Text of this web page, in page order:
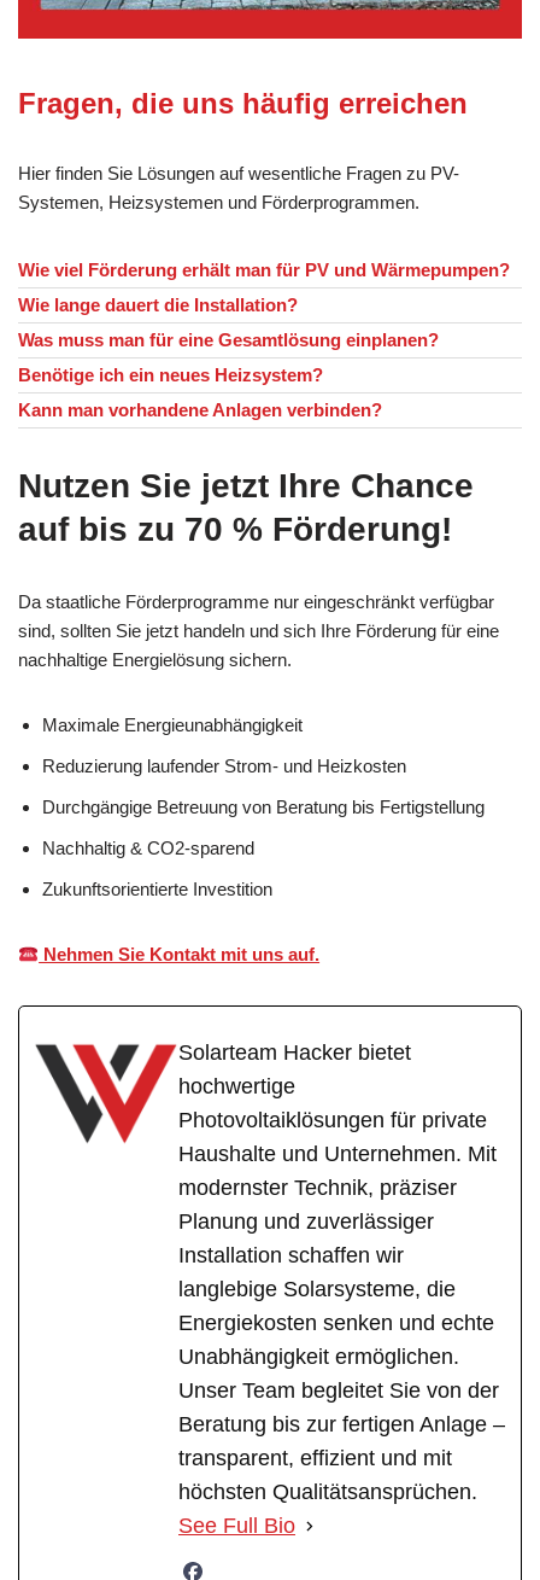
Fragen, die uns häufig erreichen
Hier finden Sie Lösungen auf wesentliche Fragen zu PV-
Systemen, Heizsystemen und Förderprogrammen.
Wie viel Förderung erhält man für PV und Wärmepumpen?
Wie lange dauert die Installation?
Was muss man für eine Gesamtlösung einplanen?
Benötige ich ein neues Heizsystem?
Kann man vorhandene Anlagen verbinden?
Nutzen Sie jetzt Ihre Chance
auf bis zu 70 % Förderung!
Da staatliche Förderprogramme nur eingeschränkt verfügbar
sind, sollten Sie jetzt handeln und sich Ihre Förderung für eine
nachhaltige Energielösung sichern.
Maximale Energieunabhängigkeit
Reduzierung laufender Strom- und Heizkosten
Durchgängige Betreuung von Beratung bis Fertigstellung
Nachhaltig & CO2-sparend
Zukunftsorientierte Investition
Nehmen Sie Kontakt mit uns auf.
Solarteam Hacker bietet
hochwertige
Photovoltaiklösungen für private
Haushalte und Unternehmen. Mit
modernster Technik, präziser
Planung und zuverlässiger
Installation schaffen wir
langlebige Solarsysteme, die
Energiekosten senken und echte
Unabhängigkeit ermöglichen.
Unser Team begleitet Sie von der
Beratung bis zur fertigen Anlage –
transparent, effizient und mit
höchsten Qualitätsansprüchen.
See Full Bio